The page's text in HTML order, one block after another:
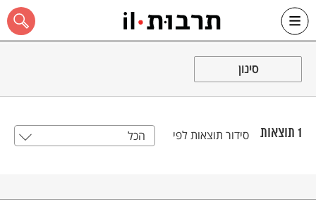
כל האתר
סינון
1 תוצאות סידור תוצאות לפי הכל